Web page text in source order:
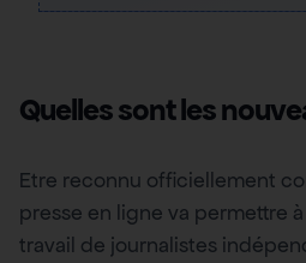
Quelles sont les
Etre reconnu officiellement
presse en ligne va permettre
travail de journalistes